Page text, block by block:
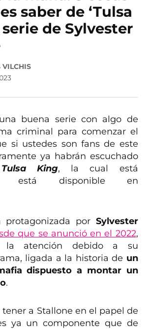
saber de ‘Tulsa
serie de Sylvester
VILCHIS
buena serie con algo de
criminal para comenzar el
si ustedes son fans de este
ya habrán escuchado
Tulsa King, la cual está
está disponible en
protagonizada por Sylvester
que se anunció en el 2022,
la atención debido a su
ligada a la historia de un
dispuesto a montar un
.
tener a Stallone en el papel de
ya un componente que de